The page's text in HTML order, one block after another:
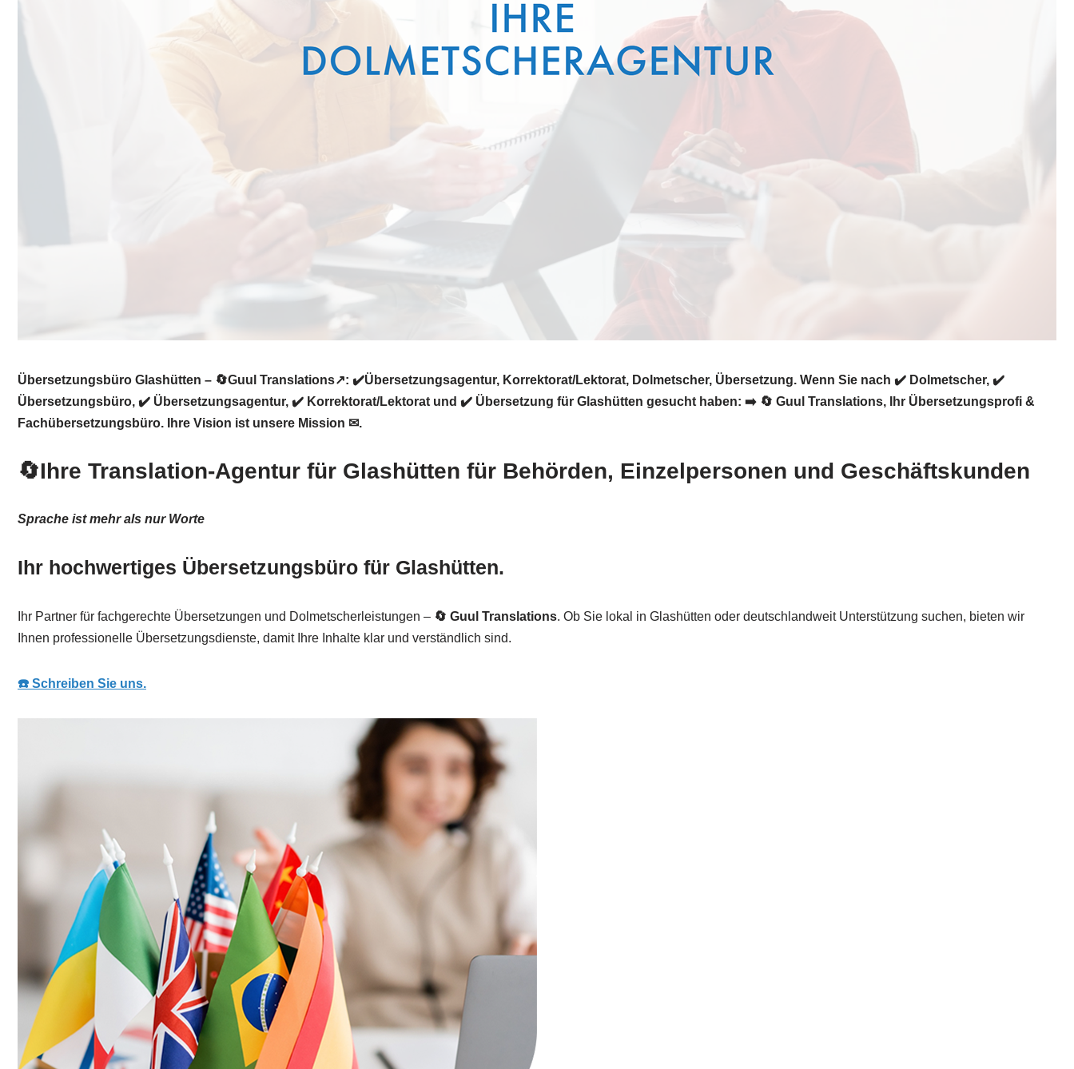
Übersetzungsbüro Glashütten – 🔄Guul Translations↗️: ✔️Übersetzungsagentur, Korrektorat/Lektorat, Dolmetscher, Übersetzung. Wenn Sie nach ✔️ Dolmetscher, ✔️
Übersetzungsbüro, ✔️ Übersetzungsagentur, ✔️ Korrektorat/Lektorat und ✔️ Übersetzung für Glashütten gesucht haben: ➡️ 🔄 Guul Translations, Ihr Übersetzungsprofi &
Fachübersetzungsbüro. Ihre Vision ist unsere Mission ✉.
🔄Ihre Translation-Agentur für Glashütten für Behörden, Einzelpersonen und Geschäftskunden
Sprache ist mehr als nur Worte
Ihr hochwertiges Übersetzungsbüro für Glashütten.
Ihr Partner für fachgerechte Übersetzungen und Dolmetscherleistungen – 🔄 Guul Translations. Ob Sie lokal in Glashütten oder deutschlandweit Unterstützung suchen, bieten wir
Ihnen professionelle Übersetzungsdienste, damit Ihre Inhalte klar und verständlich sind.
☎️ Schreiben Sie uns.